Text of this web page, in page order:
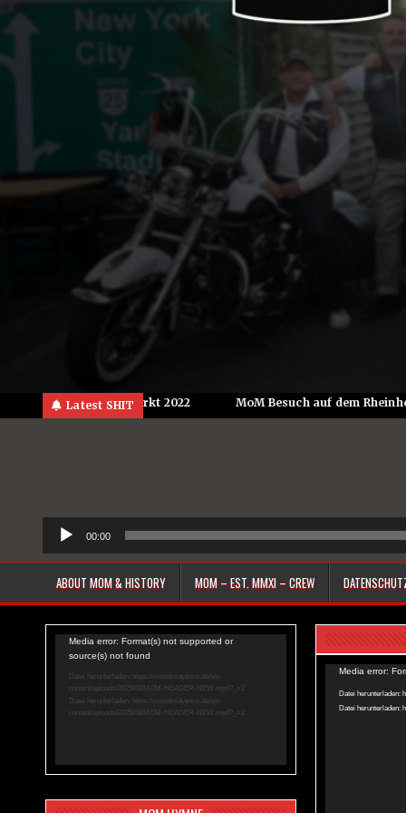
Latest SHIT
Markt 2022 MoM Besuch auf dem Rheinhessen
00:00
ABOUT MOM & HISTORY MOM – EST. MMXI – CREW
Video-
Player
Media error:
Datei herunterladen:
Datei herunterladen:
Video-
Player
Media error: Format(s) not supported or
source(s) not found
Datei herunterladen: https://menofmayence.de/wp-
content/uploads/2025/08/MOM-HEADER-NEW.mp4?_=2
Datei herunterladen: https://menofmayence.de/wp-
content/uploads/2025/08/MOM-HEADER-NEW.mp4?_=2